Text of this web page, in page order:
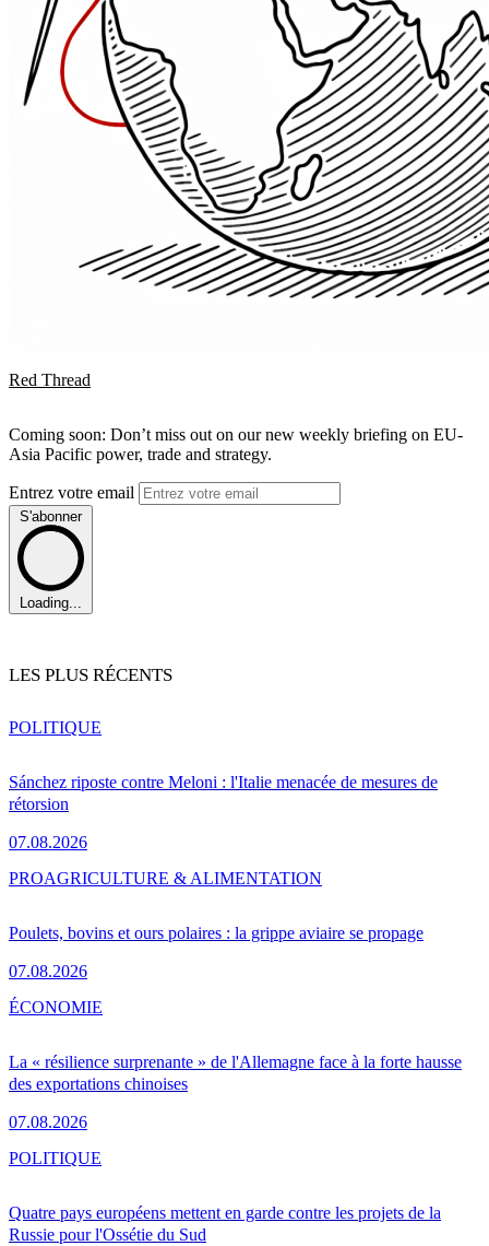
Red Thread
Coming soon: Don’t miss out on our new weekly briefing on EU-
Asia Pacific power, trade and strategy.
Entrez votre email
S'abonner
Loading...
LES PLUS RÉCENTS
Sánchez riposte contre Meloni : l'Italie menacée de mesures de
rétorsion
07.08.2026
POLITIQUE
Poulets, bovins et ours polaires : la grippe aviaire se propage
07.08.2026
PROAGRICULTURE & ALIMENTATION
La « résilience surprenante » de l'Allemagne face à la forte hausse
des exportations chinoises
07.08.2026
ÉCONOMIE
Quatre pays européens mettent en garde contre les projets de la
Russie pour l'Ossétie du Sud
POLITIQUE